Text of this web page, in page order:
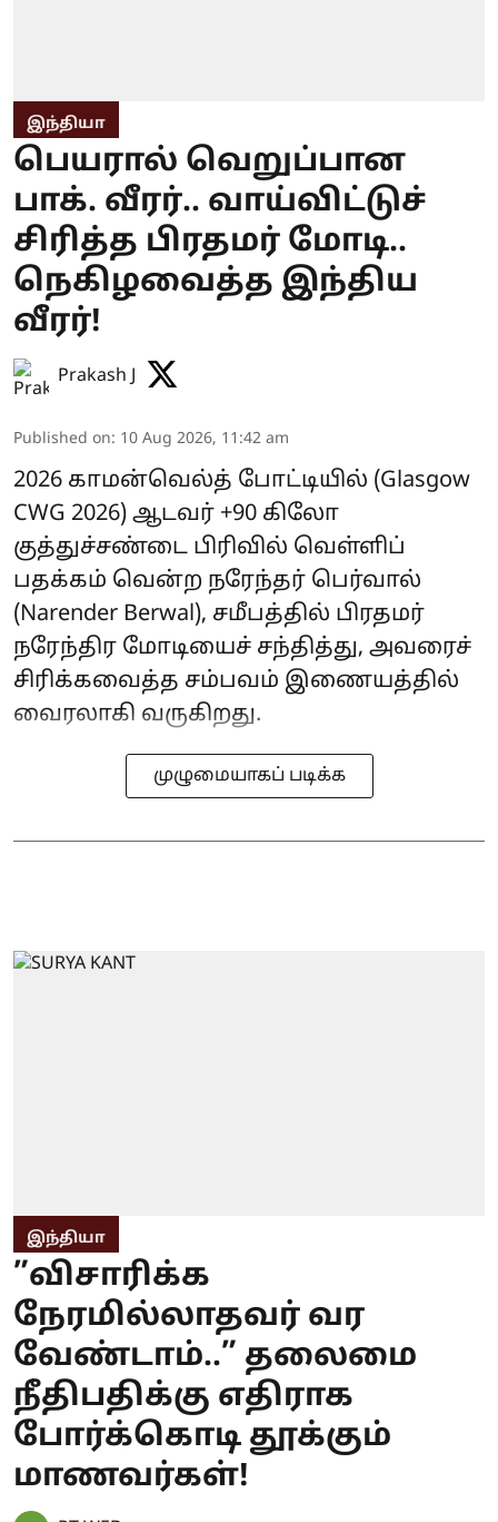
இந்தியா
பெயரால் வெறுப்பான
பாக். வீரர்.. வாய்விட்டுச்
சிரித்த பிரதமர் மோடி..
நெகிழவைத்த இந்திய
வீரர்!
Prakash J
Published on: 10 Aug 2026, 11:42 am
2026 காமன்வெல்த் போட்டியில் (Glasgow
CWG 2026) ஆடவர் +90 கிலோ
குத்துச்சண்டை பிரிவில் வெள்ளிப்
பதக்கம் வென்ற நரேந்தர் பெர்வால்
(Narender Berwal), சமீபத்தில் பிரதமர்
நரேந்திர மோடியைச் சந்தித்து, அவரைச்
சிரிக்கவைத்த சம்பவம் இணையத்தில்
வைரலாகி வருகிறது.
முழுமையாகப் படிக்க
இந்தியா
”விசாரிக்க
நேரமில்லாதவர் வர
வேண்டாம்..” தலைமை
நீதிபதிக்கு எதிராக
போர்க்கொடி தூக்கும்
மாணவர்கள்!